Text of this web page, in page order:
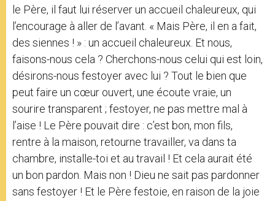
le Père, il faut lui réserver un accueil chaleureux, qui
l’encourage à aller de l’avant. « Mais Père, il en a fait,
des siennes ! » : un accueil chaleureux. Et nous,
faisons-nous cela ? Cherchons-nous celui qui est loin,
désirons-nous festoyer avec lui ? Tout le bien que
peut faire un cœur ouvert, une écoute vraie, un
sourire transparent ; festoyer, ne pas mettre mal à
l’aise ! Le Père pouvait dire : c’est bon, mon fils,
rentre à la maison, retourne travailler, va dans ta
chambre, installe-toi et au travail ! Et cela aurait été
un bon pardon. Mais non ! Dieu ne sait pas pardonner
sans festoyer ! Et le Père festoie, en raison de la joie